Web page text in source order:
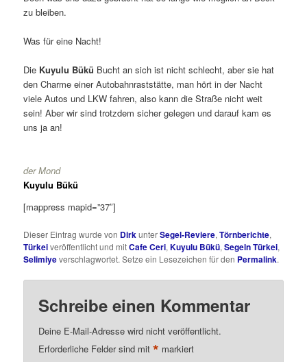
zu bleiben.
Was für eine Nacht!
Die Kuyulu Bükü Bucht an sich ist nicht schlecht, aber sie hat
den Charme einer Autobahnraststätte, man hört in der Nacht
viele Autos und LKW fahren, also kann die Straße nicht weit
sein! Aber wir sind trotzdem sicher gelegen und darauf kam es
uns ja an!
der Mond
Kuyulu Bükü
[mappress mapid=”37″]
Dieser Eintrag wurde von DirkunterSegel-Reviere,Törnberichte,
Türkeiveröffentlicht und mitCafe Ceri,Kuyulu Bükü,Segeln Türkei,
Selimiyeverschlagwortet. Setze ein Lesezeichen für den Permalink.
Schreibe einen Kommentar
Deine E-Mail-Adresse wird nicht veröffentlicht.
Erforderliche Felder sind mit* markiert